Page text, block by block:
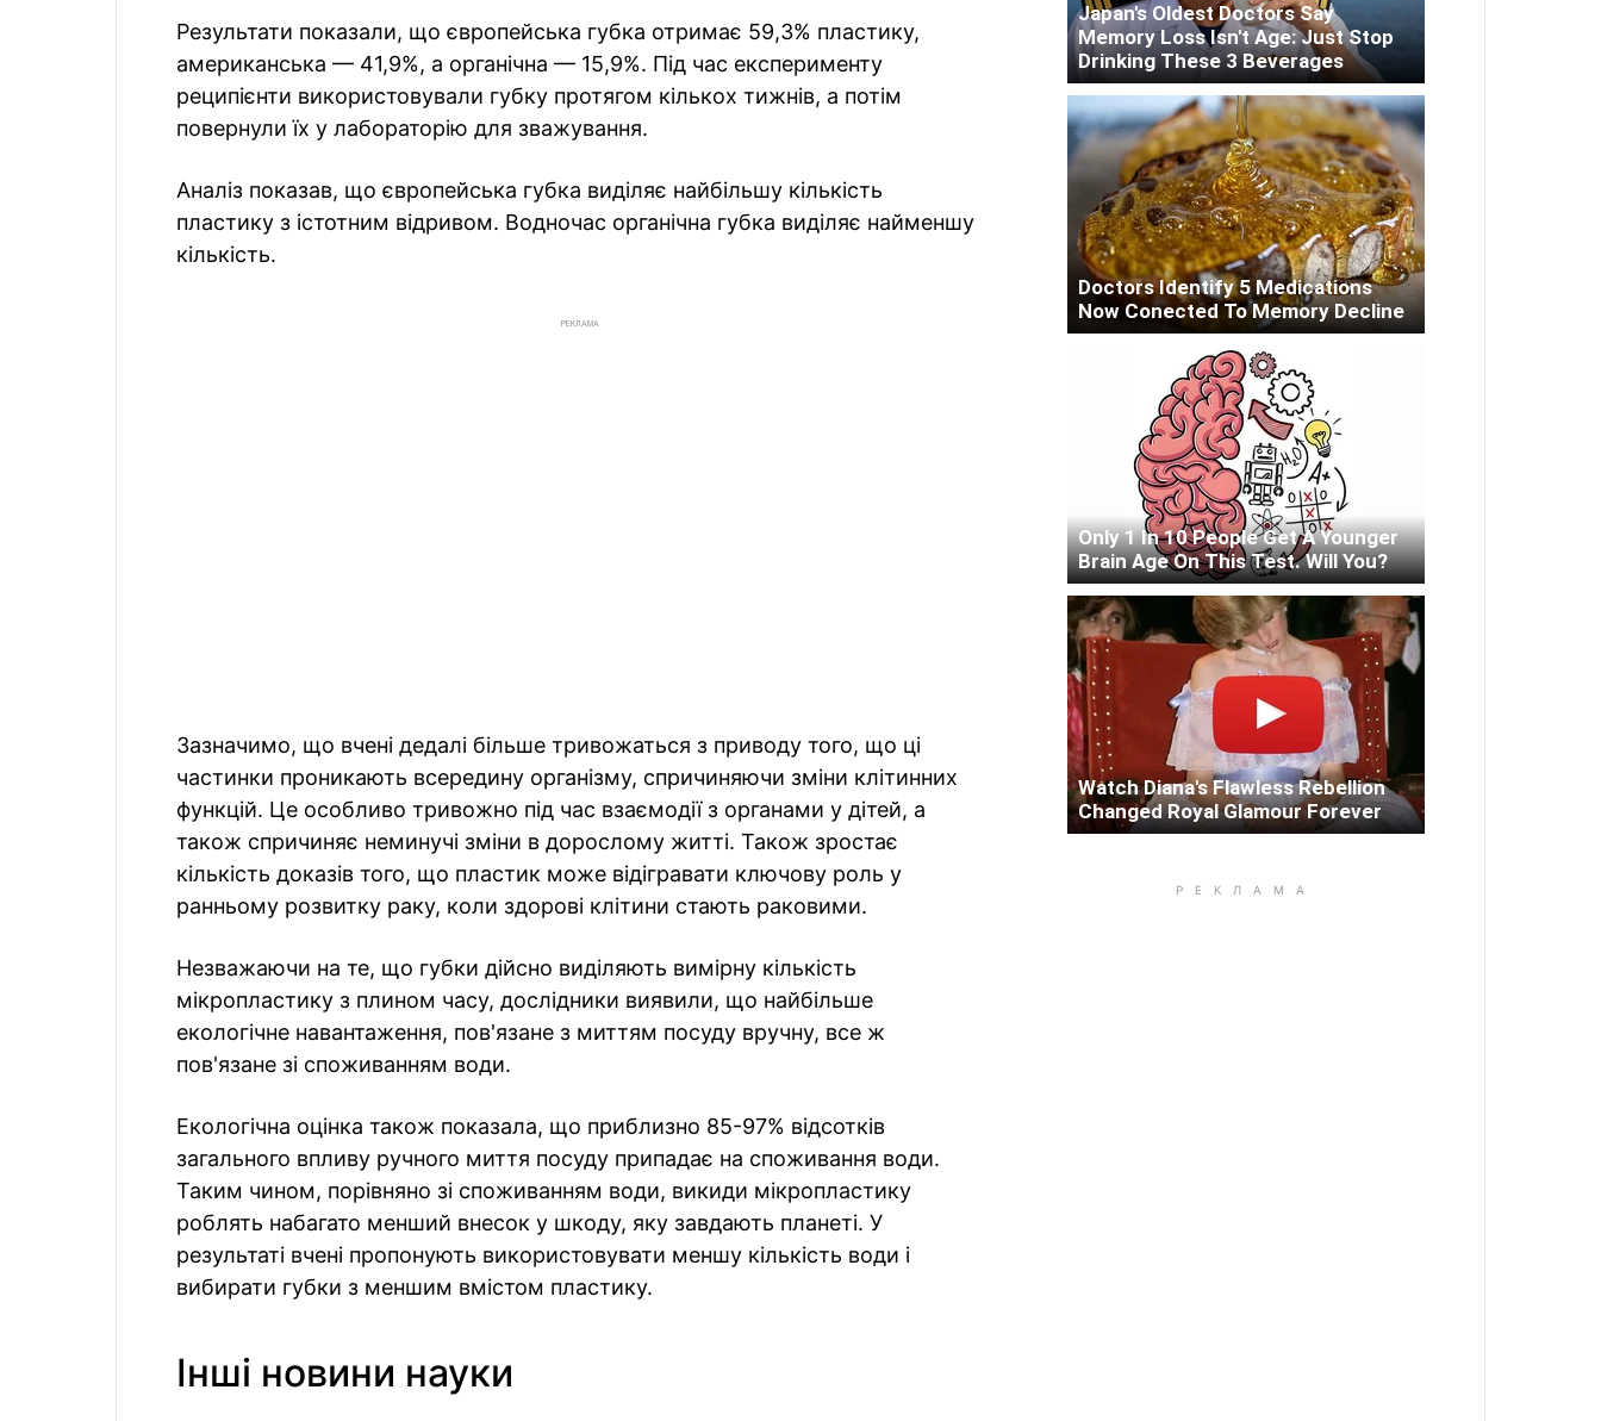
Результати показали, що європейська губка отримає 59,3% пластику,
американська — 41,9%, а органічна — 15,9%. Під час експерименту
реципієнти використовували губку протягом кількох тижнів, а потім
повернули їх у лабораторію для зважування.
Аналіз показав, що європейська губка виділяє найбільшу кількість
пластику з істотним відривом. Водночас органічна губка виділяє найменшу
кількість.
РЕКЛАМА
Зазначимо, що вчені дедалі більше тривожаться з приводу того, що ці
частинки проникають всередину організму, спричиняючи зміни клітинних
функцій. Це особливо тривожно під час взаємодії з органами у дітей, а
також спричиняє неминучі зміни в дорослому житті. Також зростає
кількість доказів того, що пластик може відігравати ключову роль у
ранньому розвитку раку, коли здорові клітини стають раковими.
Незважаючи на те, що губки дійсно виділяють вимірну кількість
мікропластику з плином часу, дослідники виявили, що найбільше
екологічне навантаження, пов'язане з миттям посуду вручну, все ж
пов'язане зі споживанням води.
Екологічна оцінка також показала, що приблизно 85-97% відсотків
загального впливу ручного миття посуду припадає на споживання води.
Таким чином, порівняно зі споживанням води, викиди мікропластику
роблять набагато менший внесок у шкоду, яку завдають планеті. У
результаті вчені пропонують використовувати меншу кількість води і
вибирати губки з меншим вмістом пластику.
Інші новини науки
Japan's Oldest Doctors Say
Memory Loss Isn't Age: Just Stop
Drinking These 3 Beverages
Doctors Identify 5 Medications
Now Conected To Memory Decline
Only 1 In 10 People Get A Younger
Brain Age On This Test. Will You?
Watch Diana's Flawless Rebellion
Changed Royal Glamour Forever